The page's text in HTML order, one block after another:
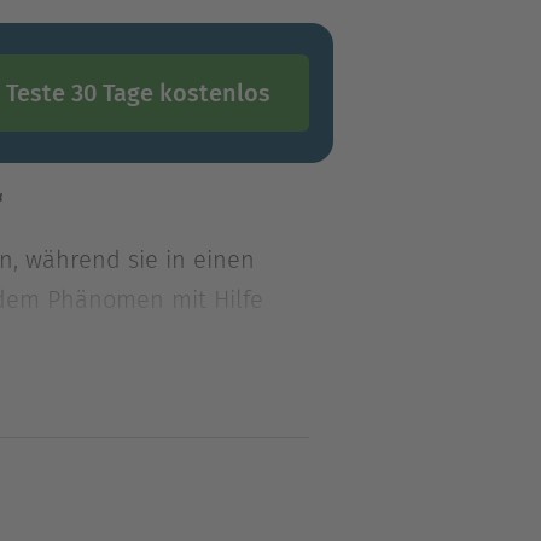
Teste 30 Tage kostenlos
während sie in einen
Phänomen mit Hilfe
während sie in einen